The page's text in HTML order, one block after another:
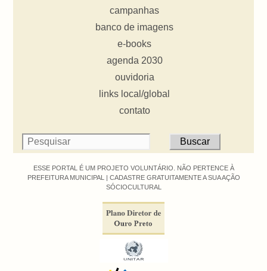
campanhas
banco de imagens
e-books
agenda 2030
ouvidoria
links local/global
contato
ESSE PORTAL É UM PROJETO VOLUNTÁRIO. NÃO PERTENCE À
PREFEITURA MUNICIPAL | CADASTRE GRATUITAMENTE A SUA AÇÃO
SÓCIOCULTURAL